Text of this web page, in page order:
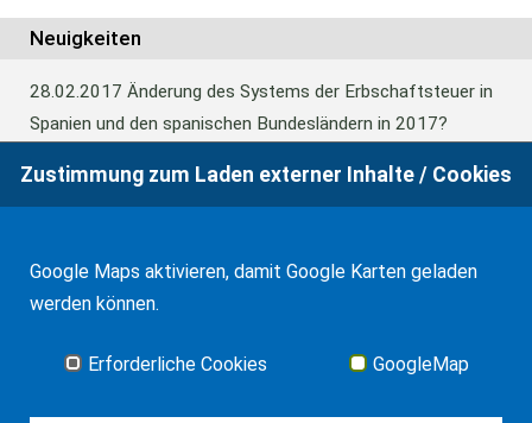
Neuigkeiten
28.02.2017 Änderung des Systems der Erbschaftsteuer in
Spanien und den spanischen Bundesländern in 2017?
24.06.2016Europäisches Güterrecht verabschiedet
01.01.2016
Erbschaftsteuer und Schenkungssteuer der
Zustimmung zum Laden externer Inhalte / Cookies
Google Maps aktivieren, damit Google Karten geladen
werden können.
Erforderliche Cookies GoogleMap